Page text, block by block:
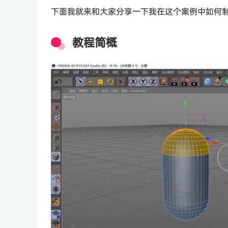
下面我就来和大家分享一下我在这个案例中如何
教程简概